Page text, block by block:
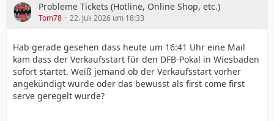
Probleme Tickets (Hotline, Online Shop, etc.)
Tom78 22. Juli 2026 um 18:33
Hab gerade gesehen dass heute um 16:41 Uhr eine Mail
kam dass der Verkaufsstart für den DFB-Pokal in Wiesbaden
sofort startet. Weiß jemand ob der Verkaufsstart vorher
angekündigt wurde oder das bewusst als first come first
serve geregelt wurde?